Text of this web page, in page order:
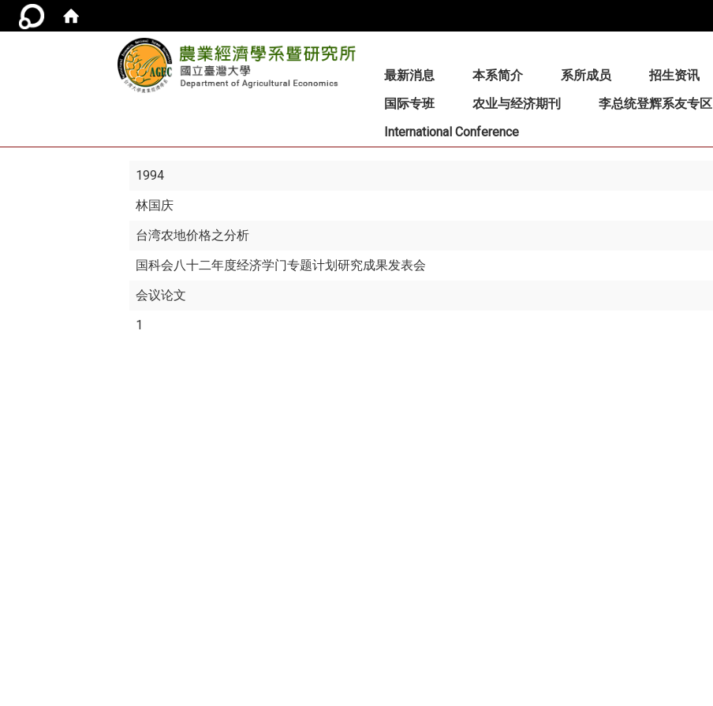
最新消息 本系简介 系所成员 招生资讯
国际专班
农业与经济期刊 李总统登辉系友专区
International Conference
1994
林国庆
台湾农地价格之分析
国科会八十二年度经济学门专题计划研究成果发表会
会议论文
1